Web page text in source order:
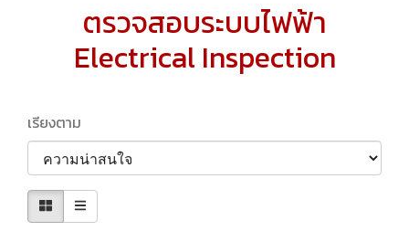
ตรวจสอบระบบไฟฟ้า
Electrical Inspection
เรียงตาม